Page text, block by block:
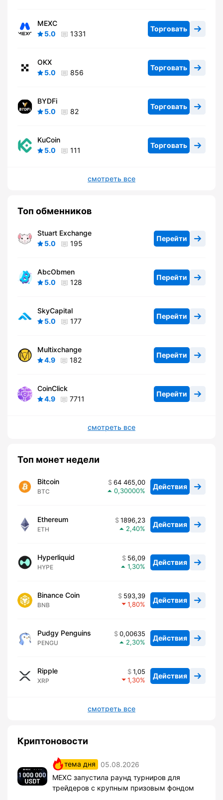
MEXC
5.0
1331
Торговать
OKX
5.0
856
Торговать
BYDFi
5.0
82
Торговать
KuCoin
5.0
111
Торговать
смотреть все
Топ обменников
Stuart Exchange
5.0
195
Перейти
AbcObmen
5.0
128
Перейти
SkyCapital
5.0
177
Перейти
Multixchange
4.9
182
Перейти
CoinClick
4.9
7711
Перейти
смотреть все
Топ монет недели
Bitcoin
BTC
64 465,00
0,30000
Действия
Ethereum
ETH
1896,23
2,40
Действия
Hyperliquid
HYPE
56,09
1,30
Действия
Binance Coin
BNB
593,39
1,80
Действия
Pudgy Penguins
PENGU
0,00635
2,30
Действия
Ripple
XRP
1,05
1,30
Действия
смотреть все
Криптоновости
тема дня
05.08.2026
MEXC запустила раунд турниров для
трейдеров с крупным призовым фондом